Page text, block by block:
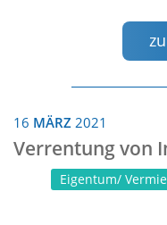
16 MÄRZ 2021
Verrentung von
Eigentum/